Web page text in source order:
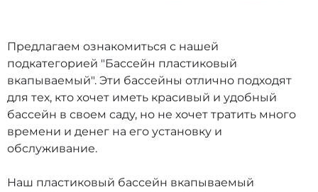
Предлагаем ознакомиться с нашей
подкатегорией "Бассейн пластиковый
вкапываемый". Эти бассейны отлично подходят
для тех, кто хочет иметь красивый и удобный
бассейн в своем саду, но не хочет тратить много
времени и денег на его установку и
обслуживание.
Наш пластиковый бассейн вкапываемый